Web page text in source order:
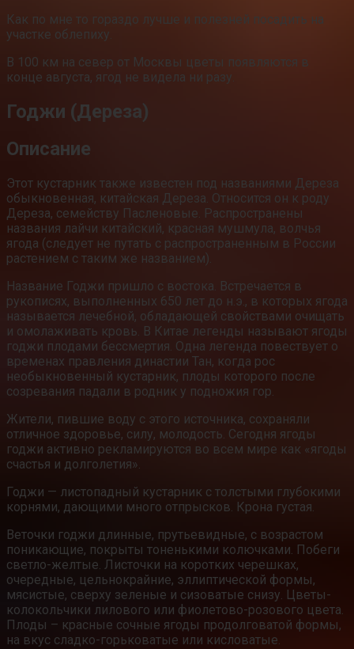
Как по мне то гораздо лучше и полезней посадить на
участке облепиху.
В 100 км на север от Москвы цветы появляются в
конце августа, ягод не видела ни разу.
Годжи (Дереза)
Описание
Этот кустарник также известен под названиями Дереза
обыкновенная, китайская Дереза. Относится он к роду
Дереза, семейству Пасленовые. Распространены
названия лайчи китайский, красная мушмула, волчья
ягода (следует не путать с распространенным в России
растением с таким же названием).
Название Годжи пришло с востока. Встречается в
рукописях, выполненных 650 лет до н.э., в которых ягода
называется лечебной, обладающей свойствами очищать
и омолаживать кровь. В Китае легенды называют ягоды
годжи плодами бессмертия. Одна легенда повествует о
временах правления династии Тан, когда рос
необыкновенный кустарник, плоды которого после
созревания падали в родник у подножия гор.
Жители, пившие воду с этого источника, сохраняли
отличное здоровье, силу, молодость. Сегодня ягоды
годжи активно рекламируются во всем мире как «ягоды
счастья и долголетия».
Годжи — листопадный кустарник с толстыми глубокими
корнями, дающими много отпрысков. Крона густая.
Веточки годжи длинные, прутьевидные, с возрастом
поникающие, покрыты тоненькими колючками. Побеги
светло-желтые. Листочки на коротких черешках,
очередные, цельнокрайние, эллиптической формы,
мясистые, сверху зеленые и сизоватые снизу. Цветы-
колокольчики лилового или фиолетово-розового цвета.
Плоды – красные сочные ягоды продолговатой формы,
на вкус сладко-горьковатые или кисловатые.